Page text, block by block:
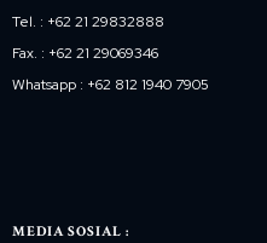
Tel. : +62 21 29832888
Fax. : +62 21 29069346
Whatsapp : +62 812 1940 7905
MEDIA SOSIAL :